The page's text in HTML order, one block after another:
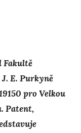
E. Purkyně
pro Velkou
Patent,